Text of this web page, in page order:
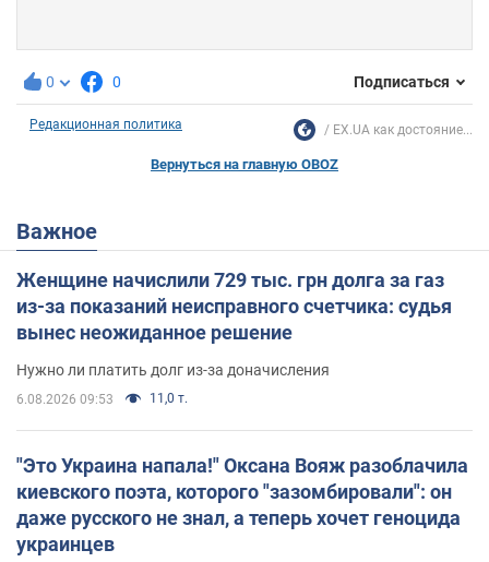
0 0 Подписаться
Редакционная политика EX.UA как достояние...
Вернуться на главную OBOZ
Важное
Женщине начислили 729 тыс. грн долга за газ
из-за показаний неисправного счетчика: судья
вынес неожиданное решение
Нужно ли платить долг из-за доначисления
6.08.2026 09:53 11,0 т.
"Это Украина напала!" Оксана Вояж разоблачила
киевского поэта, которого "зазомбировали": он
даже русского не знал, а теперь хочет геноцида
украинцев